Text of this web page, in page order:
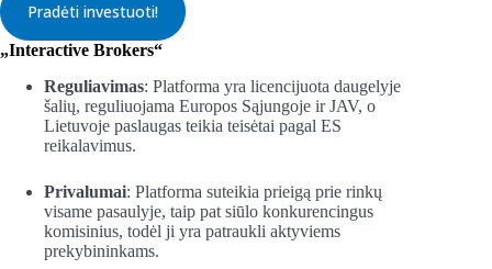
Pradėti investuoti!
„Interactive Brokers“
Reguliavimas: Platforma yra licencijuota daugelyje
šalių, reguliuojama Europos Sąjungoje ir JAV, o
Lietuvoje paslaugas teikia teisėtai pagal ES
reikalavimus.
Privalumai: Platforma suteikia prieigą prie rinkų
visame pasaulyje, taip pat siūlo konkurencingus
komisinius, todėl ji yra patraukli aktyviems
prekybininkams.